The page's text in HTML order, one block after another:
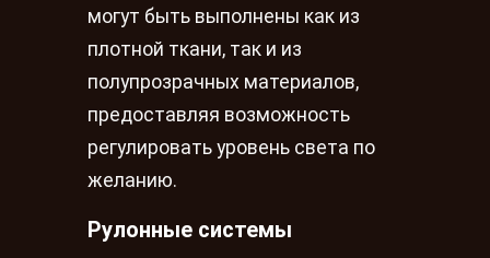
могут быть выполнены как из
плотной ткани, так и из
полупрозрачных материалов,
предоставляя возможность
регулировать уровень света по
желанию.
Рулонные системы